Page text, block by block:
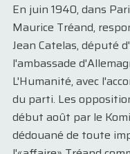
En juin 1940, dans
Maurice Tréand,
Jean Catelas, député
l'ambassade
L'Humanité, avec
du parti. Les
début août par le
dédouané de toute